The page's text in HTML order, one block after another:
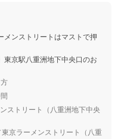
メンストリートはマストで押
東京駅八重洲地下中央口のお
ストリート（八重洲地下中央
京ラーメンストリート（八重